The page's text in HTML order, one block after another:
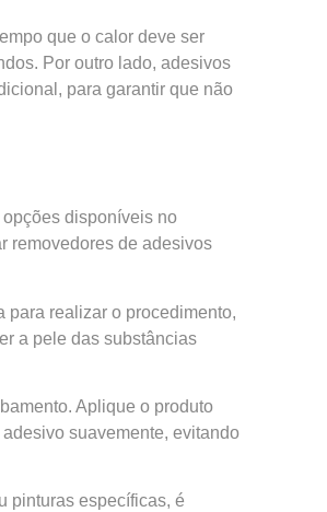
que o calor deve ser
Por outro lado, adesivos
para garantir que não
disponíveis no
removedores de adesivos
para realizar o procedimento,
a pele das substâncias
Aplique o produto
suavemente, evitando
pinturas específicas, é